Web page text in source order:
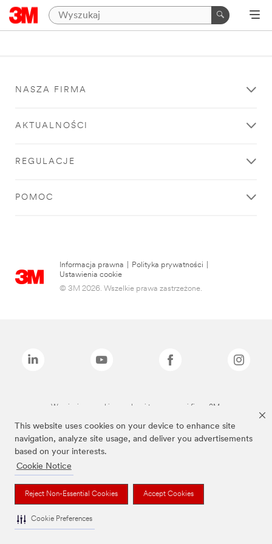
This website uses cookies on your device to enhance site
navigation, analyze site usage, and deliver you advertisements
based on your interests.
Cookie Notice
Reject Non-Essential Cookies Accept Cookies
Cookie Preferences
NASZA FIRMA
AKTUALNOŚCI
REGULACJE
POMOC
Informacja prawna Polityka prywatności
Ustawienia cookie
© 3M 2026. Wszelkie prawa zastrzeżone.
Wymienione marki są znakami towarowymi firmy 3M.